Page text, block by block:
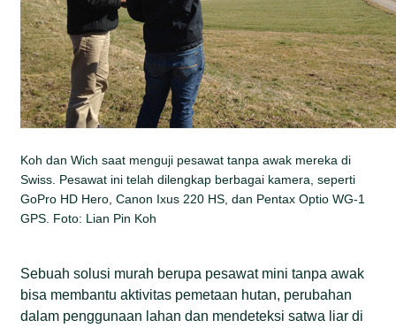
Koh dan Wich saat menguji pesawat tanpa awak mereka di
Swiss. Pesawat ini telah dilengkap berbagai kamera, seperti
GoPro HD Hero, Canon Ixus 220 HS, dan Pentax Optio WG-1
GPS. Foto: Lian Pin Koh
Sebuah solusi murah berupa pesawat mini tanpa awak
bisa membantu aktivitas pemetaan hutan, perubahan
dalam penggunaan lahan dan mendeteksi satwa liar di